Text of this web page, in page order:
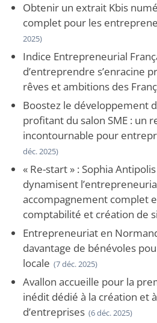
Obtenir un extrait Kbis
complet pour les
2025)
Indice Entrepreneurial
d’entreprendre s’enracine
rêves et ambitions des
Boostez le développement
profitant du salon SME : un
incontournable pour
déc. 2025)
« Re-start » : Sophia
dynamisent
accompagnement complet
comptabilité et création de
Entrepreneuriat en
davantage de bénévoles
locale (7 déc. 2025)
Avallon accueille pour la
inédit dédié à la création et
d’entreprises (6 déc. 2025)